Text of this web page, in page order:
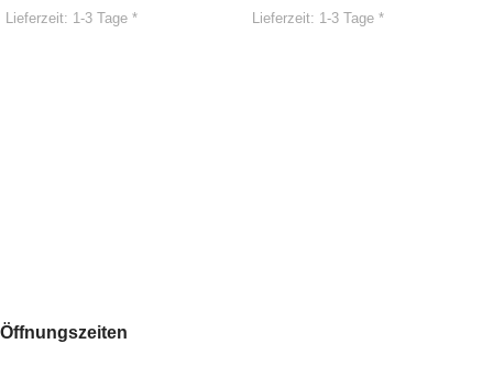
Lieferzeit: 1-3 Tage *
Lieferzeit: 1-3 Tage *
Öffnungszeiten